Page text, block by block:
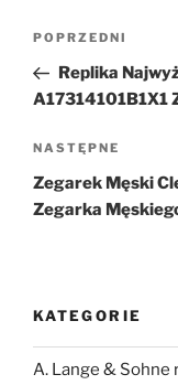
Nawigacja
Poprzedni
wpis
POPRZEDNI
Replika
A17314101B1X1
Następny
wpis
NASTĘPNE
Zegarek Męski
Zegarka
KATEGORIE
A. Lange & Sohne